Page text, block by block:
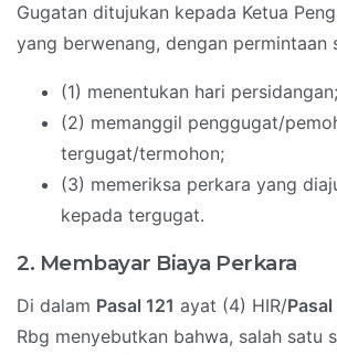
Gugatan ditujukan kepada Ketua
yang berwenang, dengan permintaan
(1) menentukan hari persidangan;
(2) memanggil penggugat/
tergugat/termohon;
(3) memeriksa perkara yang
kepada tergugat.
2. Membayar Biaya Perkara
Di dalam Pasal 121 ayat (4) HIR/
Rbg menyebutkan bahwa, salah satu